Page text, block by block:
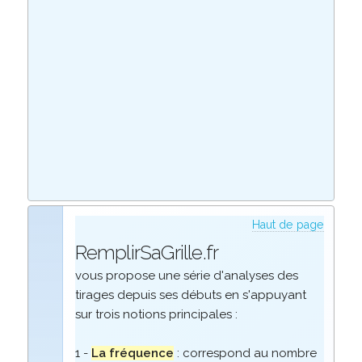
Haut de page
RemplirSaGrille.fr
vous propose une série d'analyses des
tirages depuis ses débuts en s'appuyant
sur trois notions principales :
1 - La fréquence : correspond au nombre